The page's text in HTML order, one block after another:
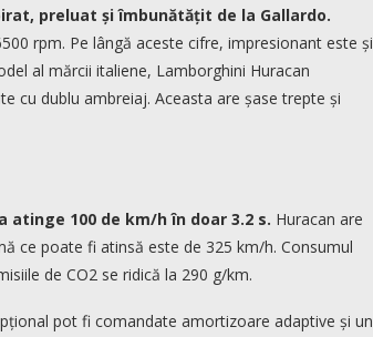
preluat și îmbunătățit de la Gallardo.
rpm. Pe lângă aceste cifre, impresionant este și
al mărcii italiene, Lamborghini Huracan
cu dublu ambreiaj. Aceasta are șase trepte și
100 de km/h în doar 3.2 s. Huracan are
ce poate fi atinsă este de 325 km/h. Consumul
de CO2 se ridică la 290 g/km.
pot fi comandate amortizoare adaptive și un